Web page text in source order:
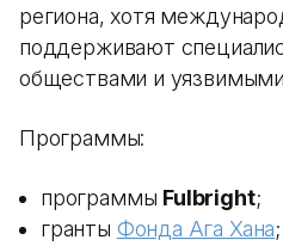
региона, хотя
поддерживают
обществами и
Программы:
программы Fulbright;
гранты Фонда Ага Хана;